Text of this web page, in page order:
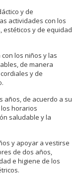
y de
actividades con los
estéticos y de equidad
los niños y las
de manera
y de
años, de acuerdo a su
horarios
saludable y la
y apoyar a vestirse
de dos años,
e higiene de los